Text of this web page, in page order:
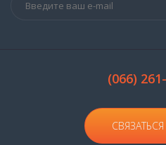
(066)